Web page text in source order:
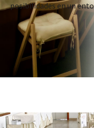
posibilidades en un